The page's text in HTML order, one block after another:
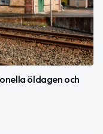
öldagen och